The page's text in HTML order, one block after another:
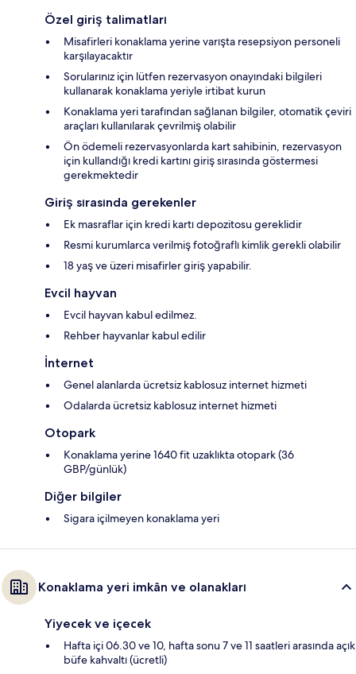
Özel giriş talimatları
Misafirleri konaklama yerine varışta resepsiyon personeli
karşılayacaktır
Sorularınız için lütfen rezervasyon onayındaki bilgileri
kullanarak konaklama yeriyle irtibat kurun
Konaklama yeri tarafından sağlanan bilgiler, otomatik çeviri
araçları kullanılarak çevrilmiş olabilir
Ön ödemeli rezervasyonlarda kart sahibinin, rezervasyon
için kullandığı kredi kartını giriş sırasında göstermesi
gerekmektedir
Giriş sırasında gerekenler
Ek masraflar için kredi kartı depozitosu gereklidir
Resmi kurumlarca verilmiş fotoğraflı kimlik gerekli olabilir
18 yaş ve üzeri misafirler giriş yapabilir.
Evcil hayvan
Evcil hayvan kabul edilmez.
Rehber hayvanlar kabul edilir
İnternet
Genel alanlarda ücretsiz kablosuz internet hizmeti
Odalarda ücretsiz kablosuz internet hizmeti
Otopark
Konaklama yerine 1640 fit uzaklıkta otopark (36
GBP/günlük)
Diğer bilgiler
Sigara içilmeyen konaklama yeri
Konaklama yeri imkân ve olanakları
Yiyecek ve içecek
Hafta içi 06.30 ve 10, hafta sonu 7 ve 11 saatleri arasında açık
büfe kahvaltı (ücretli)